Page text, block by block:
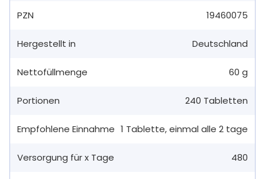
PZN 19460075
Hergestellt in Deutschland
Nettofüllmenge 60 g
Portionen 240 Tabletten
Empfohlene Einnahme 1 Tablette,einmal alle 2 tage
Versorgung für x Tage 480